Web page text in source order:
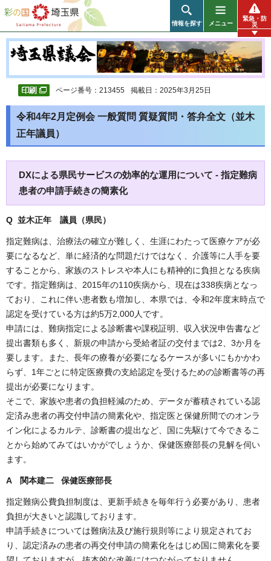
彩の国 埼玉県
情報を探す メニュー
緊急・防
災
ページ番号：213455 掲載日：2025年3月25日
令和4年2月定例会 一般質問 質疑質問・答弁全文（並木
正年議員）
DXによる県民サービスの効率的な運用について - 指定難病
患者の申請手続きの簡素化
Q 並木正年 議員（県民）
指定難病は、治療法の確立が難しく、生涯にわたって医療ケアが必
要になるなど、単に経済的な問題だけではなく、介護等に人手を要
することから、家族のストレスや本人にも精神的に負担となる疾病
です。指定難病は、2015年の110疾病から、現在は338疾病となっ
ており、これに伴い患者数も増加し、本県では、令和2年度末時点で
認定を受けている方は約5万2,000人です。
申請には、難病指定による診断書や課税証明、収入状況申告書など
提出書類も多く、新規の申請から受給者証の交付までは2、3か月を
要します。また、長年の療養が必要になるケースが多いにもかかわ
らず、1年ごとに特定医療費の支給認定を受けるための診断書等の再
提出が必要になります。
そこで、家族や患者の負担軽減のため、データが蓄積されている認
定済み患者の再交付申請の簡素化や、指定医と保健所間でのオンラ
イン化によるカルテ、診断書の提出など、国に先駆けて今できるこ
とから始めてみてはいかがでしょうか、保健医療部長の見解を伺い
ます。
A 関本建二 保健医療部長
指定難病公費負担制度は、更新手続きを毎年行う必要があり、患者
負担が大きいと認識しております。
申請手続きについては難病法及び施行規則等により規定されてお
り、認定済みの患者の再交付申請の簡素化をはじめ国に簡素化を要